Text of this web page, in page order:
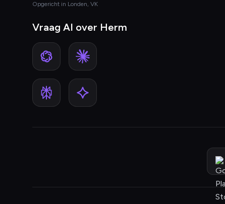
Opgericht in Londen, VK
Vraag AI over Herm